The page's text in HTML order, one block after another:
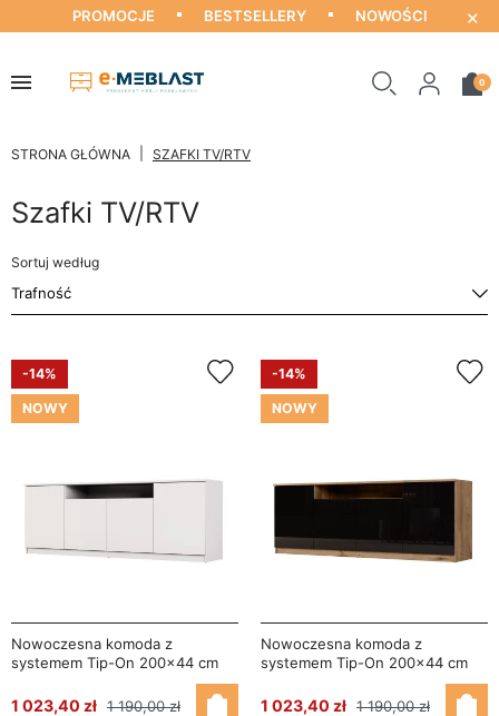
PROMOCJE BESTSELLERY NOWOŚCI ×
0
STRONA GŁÓWNA SZAFKI TV/RTV
Szafki TV/RTV
Sortuj według
-14%
NOWY
Nowoczesna komoda z
systemem Tip-On 200×44 cm
1 023,40 zł 1 190,00 zł
-14%
NOWY
Nowoczesna komoda z
systemem Tip-On 200×44 cm
Dąb Lefkas / Wysoki Połysk
Czarny – Luna
1 023,40 zł 1 190,00 zł